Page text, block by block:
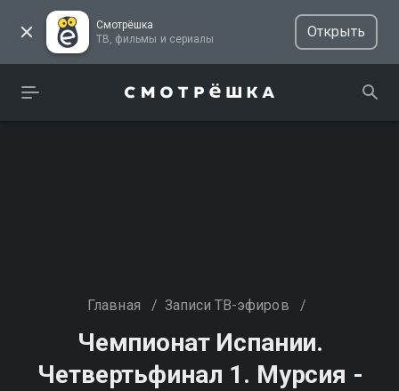
Смотрёшка
ТВ, фильмы и сериалы
Открыть
Главная / Записи ТВ-эфиров /
Чемпионат Испании.
Четвертьфинал 1. Мурсия -